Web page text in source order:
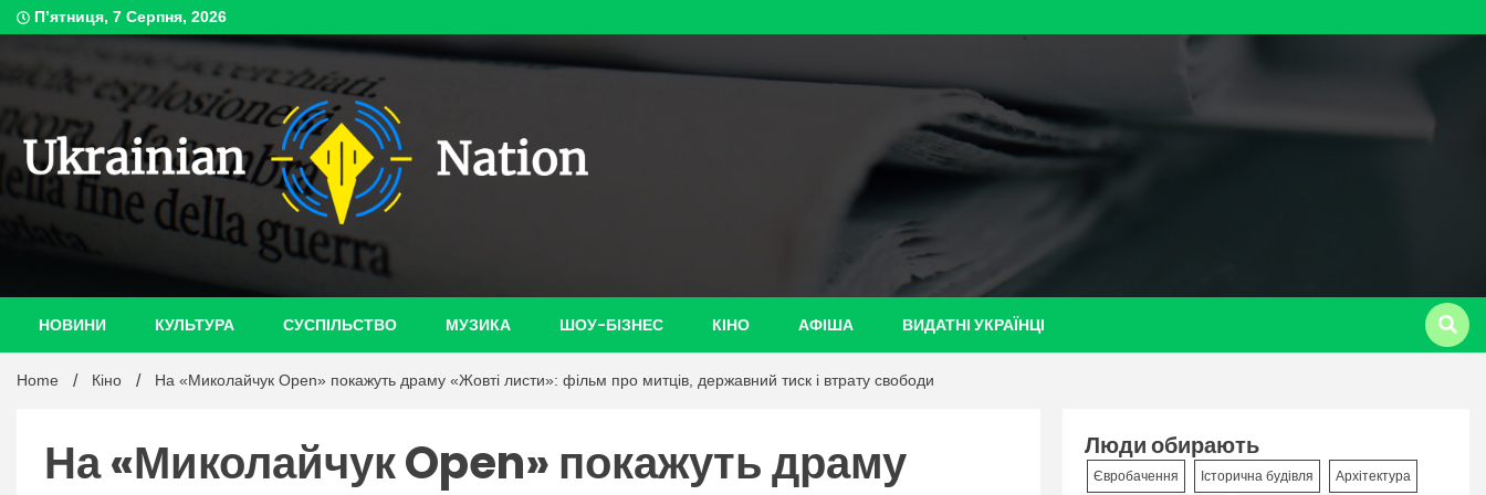
Skip
to
П’ятниця, 7 Серпня, 2026
ukrainian-
НОВИНИ КУЛЬТУРА СУСПІЛЬСТВО МУЗИКА ШОУ-БІЗНЕС КІНО АФІША ВИДАТНІ УКРАЇНЦІ
Home Кіно На «Миколайчук Open» покажуть драму «Жовті листи»: фільм про митців, державний тиск і втрату свободи
На «Миколайчук Open» покажуть драму
Люди обирають
Євробачення Історична будівля Архітектура